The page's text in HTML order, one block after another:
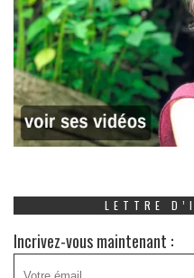
LETTRE
Incrivez-vous maintenant :